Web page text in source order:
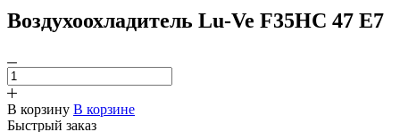
Воздухоохладитель Lu-Ve F35HC 47 E7
В корзину В корзине
Быстрый заказ